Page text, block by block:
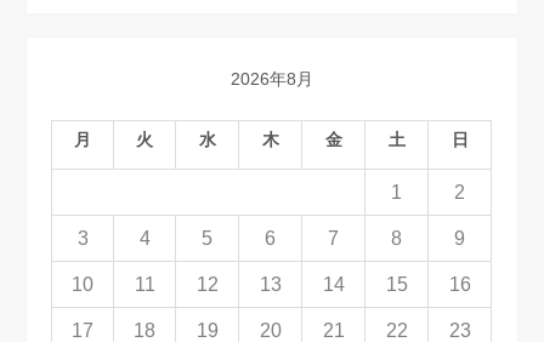
2026年8月
月 火 水 木 金 土 日
1 2
3 4 5 6 7 8 9
10 11 12 13 14 15 16
17 18 19 20 21 22 23